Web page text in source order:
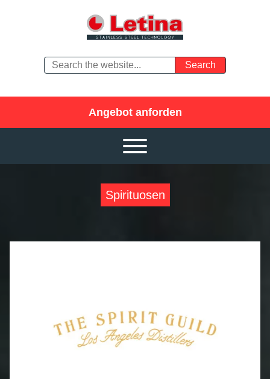
Angebot anforden
Spirituosen